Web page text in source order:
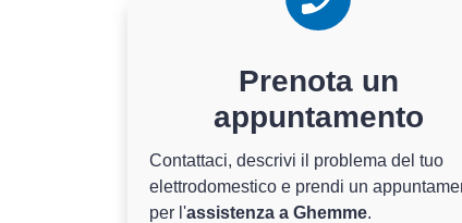
Prenota un
appuntamento
Contattaci, descrivi il problema del tuo
elettrodomestico e prendi un
per l'assistenza a Ghemme.